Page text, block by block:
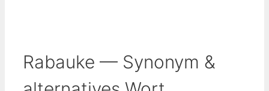
Rabauke — Synonym &